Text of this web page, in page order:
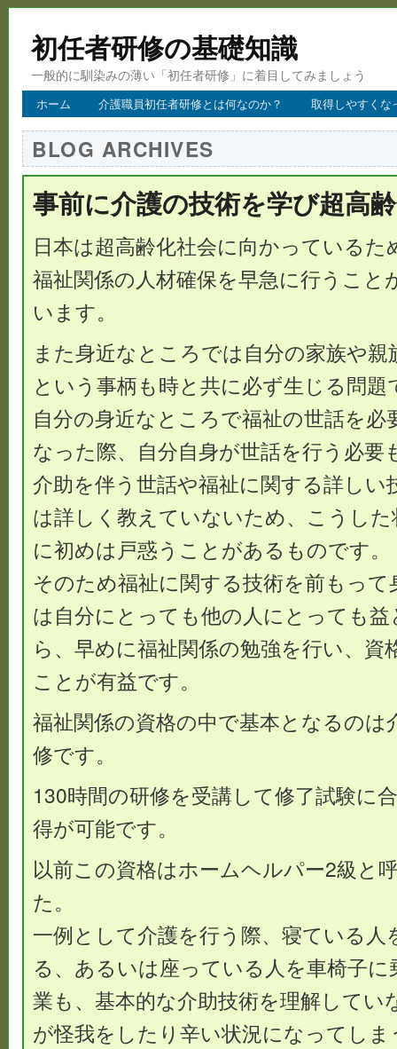
初任者研修の基礎知識
一般的に馴染みの薄い「初任者研修」に着目してみましょう
ホーム 介護職員初任者研修とは何なのか？ 取得しやすくな
BLOG ARCHIVES
事前に介護の技術を学び超高
日本は超高齢化社会に向かっているた
福祉関係の人材確保を早急に行うこと
います。
また身近なところでは自分の家族や
という事柄も時と共に必ず生じる問題
自分の身近なところで福祉の世話を必
なった際、自分自身が世話を行う必要
介助を伴う世話や福祉に関する詳しい
は詳しく教えていないため、こうし
に初めは戸惑うことがあるものです。
そのため福祉に関する技術を前もっ
は自分にとっても他の人にとっても
ら、早めに福祉関係の勉強を行い、資
ことが有益です。
福祉関係の資格の中で基本となるのは
修です。
130時間の研修を受講して修了試験に
得が可能です。
以前この資格はホームヘルパー2級と
た。
一例として介護を行う際、寝ている人
る、あるいは座っている人を車椅子
業も、基本的な介助技術を理解してい
が怪我をしたり辛い状況になってし